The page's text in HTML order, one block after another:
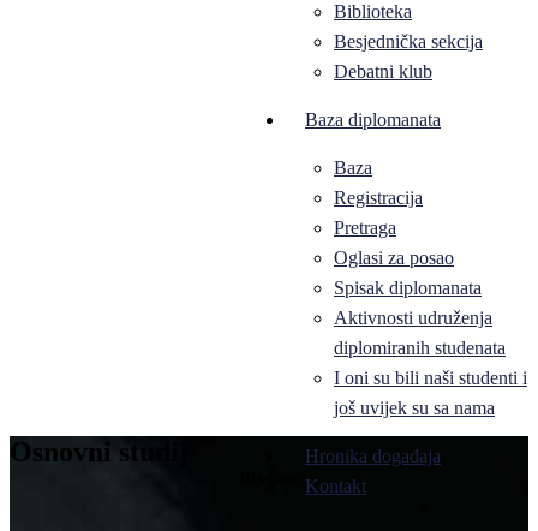
Biblioteka
Besjednička sekcija
Debatni klub
Baza diplomanata
Baza
Registracija
Pretraga
Oglasi za posao
Spisak diplomanata
Aktivnosti udruženja
diplomiranih studenata
I oni su bili naši studenti i
još uvijek su sa nama
Hronika događaja
Kontakt
Osnovni studij